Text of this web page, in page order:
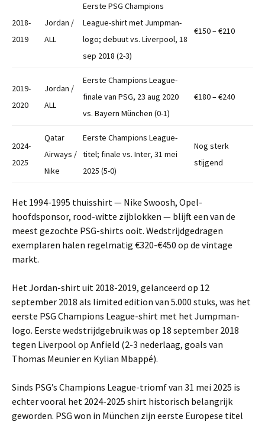
2018-
2019
Jordan /
ALL
Eerste PSG Champions
League-shirt met Jumpman-
logo; debuut vs. Liverpool, 18
sep 2018 (2-3)
€150 – €210
2019-
2020
Jordan /
ALL
Eerste Champions League-
finale van PSG, 23 aug 2020
vs. Bayern München (0-1)
€180 – €240
2024-
2025
Qatar
Airways /
Nike
Eerste Champions League-
titel; finale vs. Inter, 31 mei
2025 (5-0)
Nog sterk
stijgend
Het 1994-1995 thuisshirt — Nike Swoosh, Opel-
hoofdsponsor, rood-witte zijblokken — blijft een van de
meest gezochte PSG-shirts ooit. Wedstrijdgedragen
exemplaren halen regelmatig €320-€450 op de vintage
markt.
Het Jordan-shirt uit 2018-2019, gelanceerd op 12
september 2018 als limited edition van 5.000 stuks, was het
eerste PSG Champions League-shirt met het Jumpman-
logo. Eerste wedstrijdgebruik was op 18 september 2018
tegen Liverpool op Anfield (2-3 nederlaag, goals van
Thomas Meunier en Kylian Mbappé).
Sinds PSG’s Champions League-triomf van 31 mei 2025 is
echter vooral het 2024-2025 shirt historisch belangrijk
geworden. PSG won in München zijn eerste Europese titel